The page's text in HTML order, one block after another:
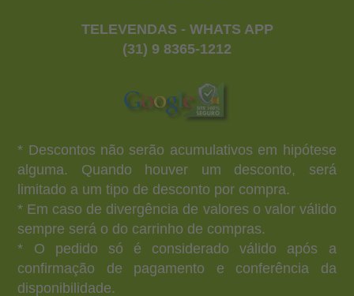
TELEVENDAS - WHATS APP
(31) 9 8365-1212
* Descontos não serão acumulativos em hipótese
alguma. Quando houver um desconto, será
limitado a um tipo de desconto por compra.
* Em caso de divergência de valores o valor válido
sempre será o do carrinho de compras.
* O pedido só é considerado válido após a
confirmação de pagamento e conferência da
disponibilidade.